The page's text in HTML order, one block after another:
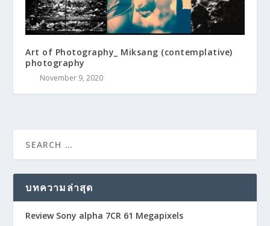
Art of Photography_ Miksang (contemplative)
photography
November 9, 2020
บทความล่าสุด
Review Sony alpha 7CR 61 Megapixels